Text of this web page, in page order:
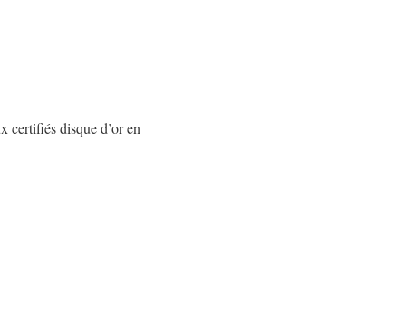
certifiés disque d’or en